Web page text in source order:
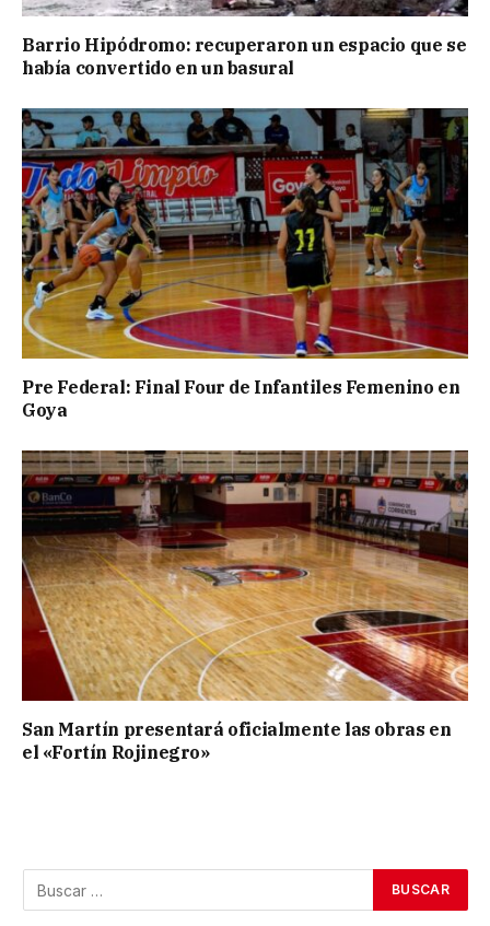
Barrio Hipódromo: recuperaron un espacio que se
había convertido en un basural
Pre Federal: Final Four de Infantiles Femenino en
Goya
San Martín presentará oficialmente las obras en
el «Fortín Rojinegro»